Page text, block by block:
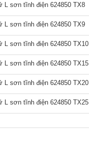
L sơn tĩnh điện 624850 TX8
L sơn tĩnh điện 624850 TX9
L sơn tĩnh điện 624850 TX10
L sơn tĩnh điện 624850 TX15
L sơn tĩnh điện 624850 TX20
L sơn tĩnh điện 624850 TX25